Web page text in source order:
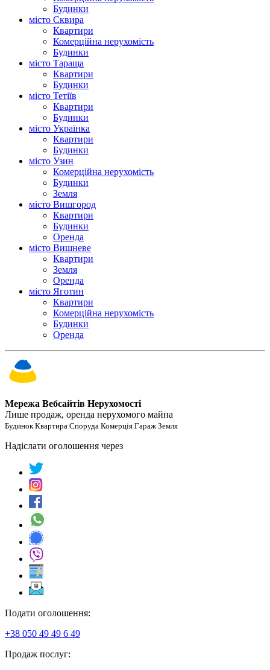
Будинки
місто Сквира
Квартири
Комерційна нерухомість
Будинки
місто Тараща
Квартири
Будинки
місто Тетіїв
Квартири
Будинки
місто Українка
Квартири
Будинки
місто Узин
Комерційна нерухомість
Будинки
Земля
місто Вишгород
Квартири
Будинки
Оренда
місто Вишневе
Квартири
Земля
Оренда
місто Яготин
Квартири
Комерційна нерухомість
Будинки
Оренда
Мережа Вебсайтів Нерухомості
Лише продаж, оренда нерухомого майна
Будинок Квартира Споруда Комерція Гараж Земля
Надіслати оголошення через
Подати оголошення:
+38 050 49 49 6 49
Продаж послуг: